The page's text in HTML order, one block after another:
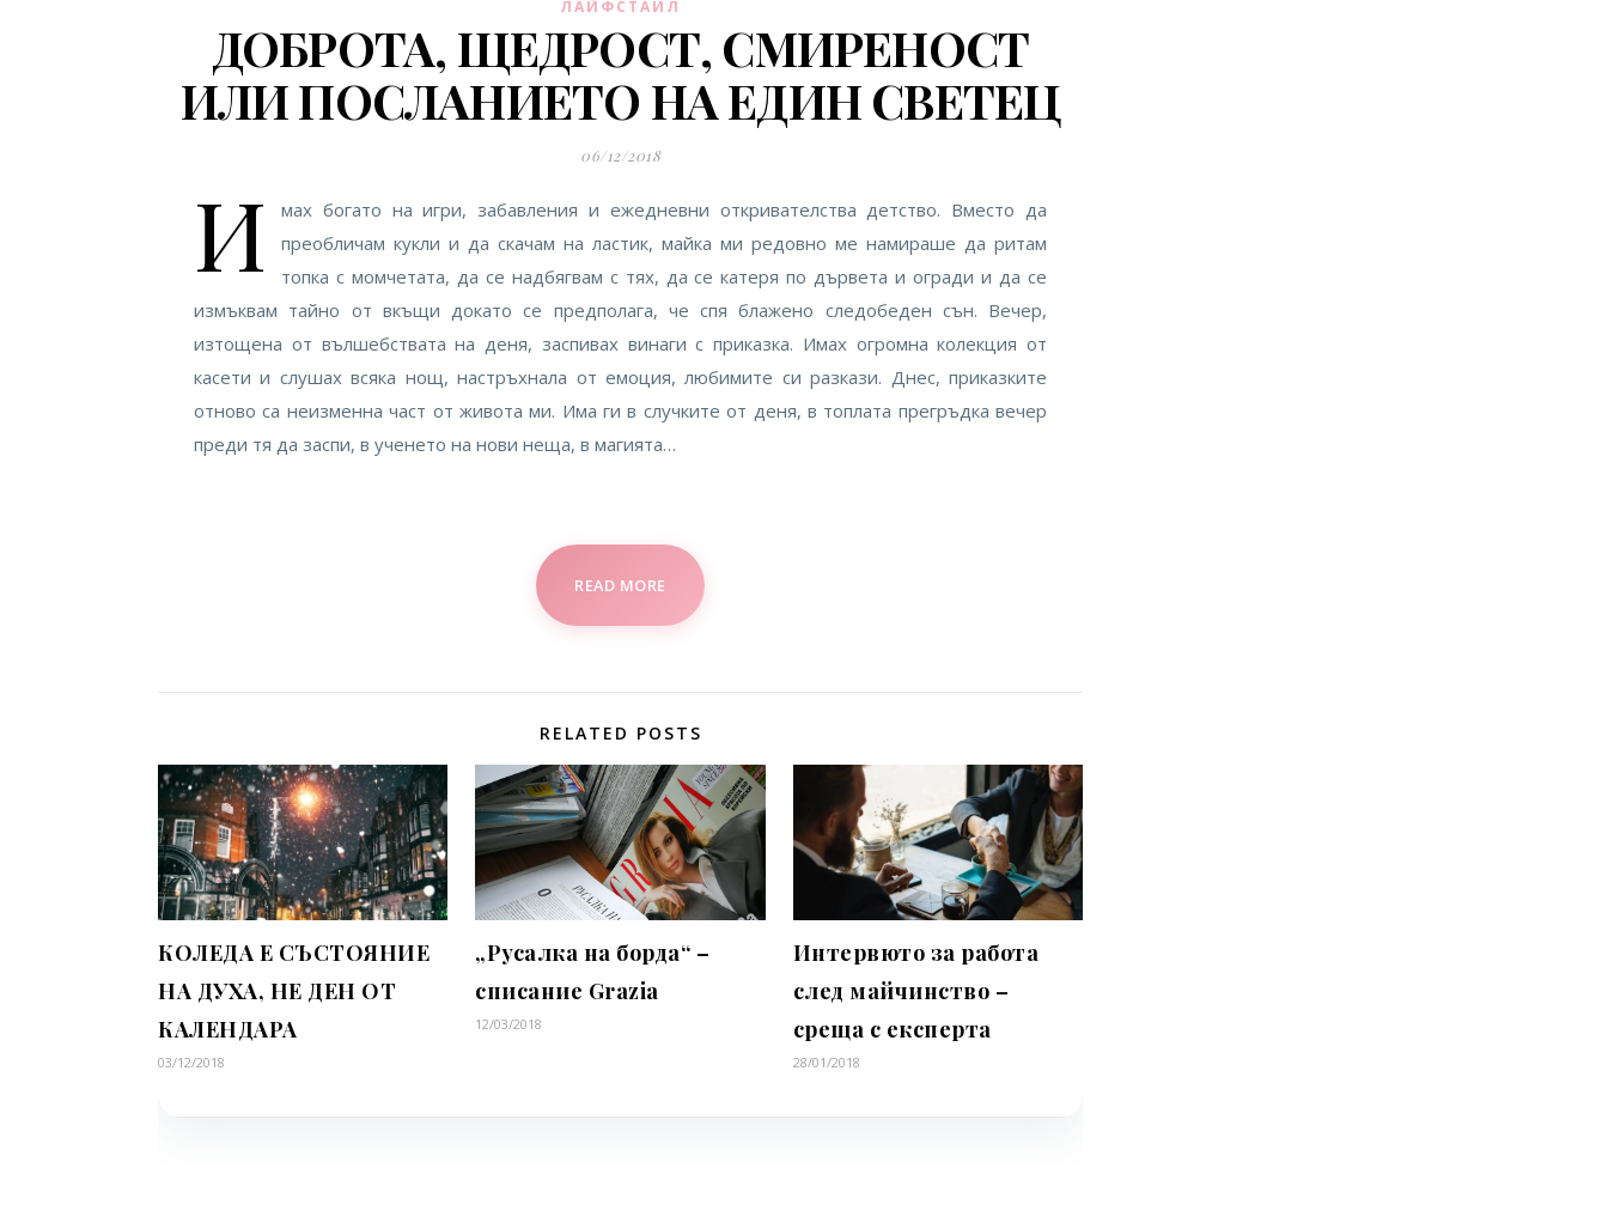
ЛАЙФСТАИЛ
ДОБРОТА, ЩЕДРОСТ, СМИРЕНОСТ
ИЛИ ПОСЛАНИЕТО НА ЕДИН СВЕТЕЦ
06/12/2018
И
мах богато на игри, забавления и ежедневни откривателства детство. Вместо да
преобличам кукли и да скачам на ластик, майка ми редовно ме намираше да ритам
топка с момчетата, да се надбягвам с тях, да се катеря по дървета и огради и да се
измъквам тайно от вкъщи докато се предполага, че спя блажено следобеден сън. Вечер,
изтощена от вълшебствата на деня, заспивах винаги с приказка. Имах огромна колекция от
касети и слушах всяка нощ, настръхнала от емоция, любимите си разкази. Днес, приказките
отново са неизменна част от живота ми. Има ги в случките от деня, в топлата прегръдка вечер
преди тя да заспи, в ученето на нови неща, в магията…
READ MORE
RELATED POSTS
КОЛЕДА Е СЪСТОЯНИЕ
НА ДУХА, НЕ ДЕН ОТ
КАЛЕНДАРА
03/12/2018
„Русалка на борда“ –
списание Grazia
12/03/2018
Интервюто за работа
след майчинство –
среща с експерта
28/01/2018